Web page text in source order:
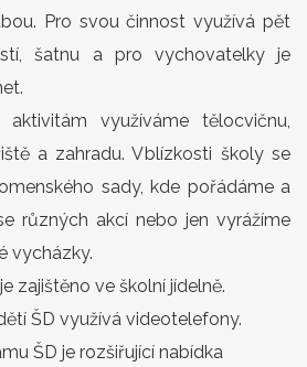
Pro svou činnost využívá pět
šatnu a pro vychovatelky je
využíváme tělocvičnu,
a zahradu. V blízkosti školy se
sady, kde pořádáme a
různých akcí nebo jen vyrážíme
vycházky.
zajištěno ve školní jídelně.
ŠD využívá videotelefony.
ŠD je rozšiřující nabídka